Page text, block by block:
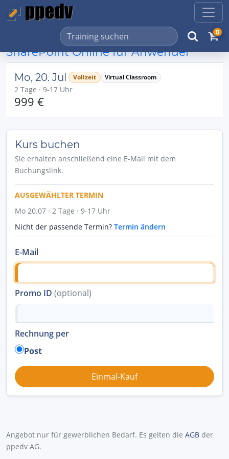
0
SharePoint Online für Anwender
Mo, 20. Jul Vollzeit Virtual Classroom
2 Tage · 9-17 Uhr
999 €
Kurs buchen
Sie erhalten anschließend eine E-Mail mit dem
Buchungslink.
AUSGEWÄHLTER TERMIN
Mo 20.07 · 2 Tage · 9-17 Uhr
Nicht der passende Termin? Termin ändern
E-Mail
Promo ID (optional)
Rechnung per
Post
Angebot nur für gewerblichen Bedarf. Es gelten die AGB der
ppedv AG.